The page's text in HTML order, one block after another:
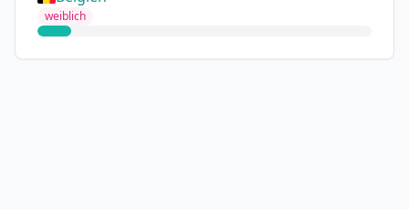
weiblich